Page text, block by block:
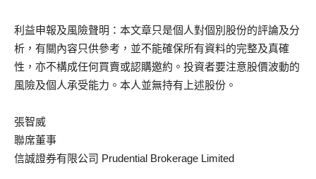
利益申報及風險聲明：本文章只是個人對個別股份的評論及分
析，有關內容只供參考，並不能確保所有資料的完整及真確
性，亦不構成任何買賣或認購邀約。投資者要注意股價波動的
風險及個人承受能力。本人並無持有上述股份。
張智威
聯席董事
信誠證券有限公司 Prudential Brokerage Limited